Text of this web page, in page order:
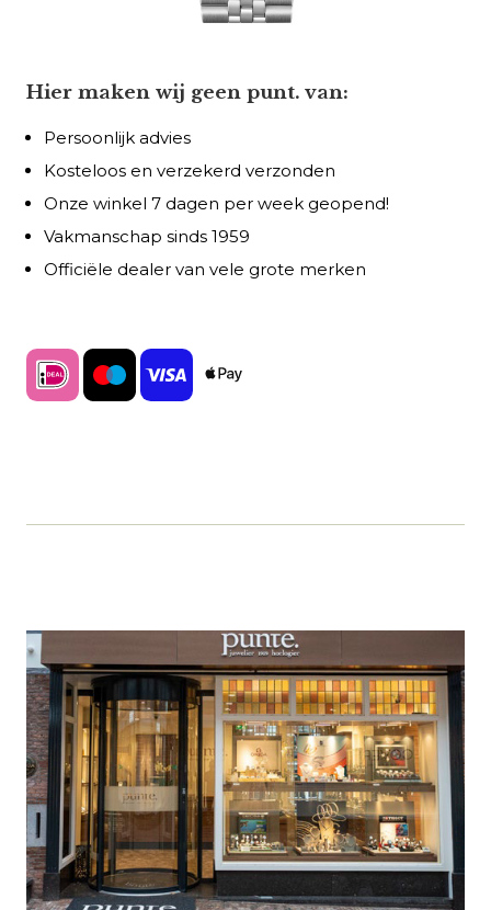
Hier maken wij geen punt. van:
Persoonlijk advies
Kosteloos en verzekerd verzonden
Onze winkel 7 dagen per week geopend!
Vakmanschap sinds 1959
Officiële dealer van vele grote merken